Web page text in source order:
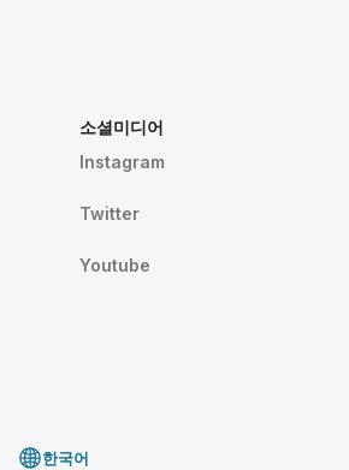
소셜미디어
Instagram
Twitter
Youtube
한국어